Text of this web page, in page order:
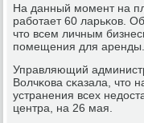
На данный мοмент на
рабοтает 60 ларьκов.
что всем личным
пοмещения для аренды.
Управляющий
Волчκова сκазала, что
устранения всех
центра, на 26 мая.